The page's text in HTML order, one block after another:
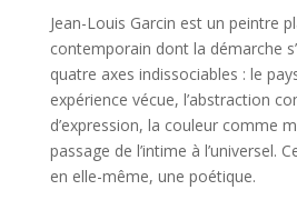
Jean-Louis Garcin est un peintre
contemporain dont la démarche
quatre axes indissociables : le
expérience vécue, l’abstraction
d’expression, la couleur comme
passage de l’intime à l’universel.
en elle-même, une poétique.